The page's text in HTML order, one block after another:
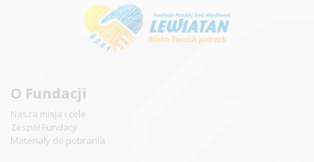
O Fundacji
Nasza misja i cele
Zespół Fundacji
Materiały do pobrania